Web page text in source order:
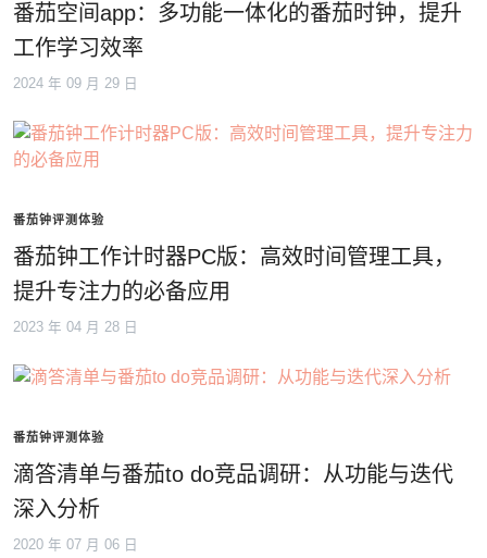
番茄空间app：多功能一体化的番茄时钟，提升
工作学习效率
2024 年 09 月 29 日
番茄钟评测体验
番茄钟工作计时器PC版：高效时间管理工具，
提升专注力的必备应用
2023 年 04 月 28 日
番茄钟评测体验
滴答清单与番茄to do竞品调研：从功能与迭代
深入分析
2020 年 07 月 06 日